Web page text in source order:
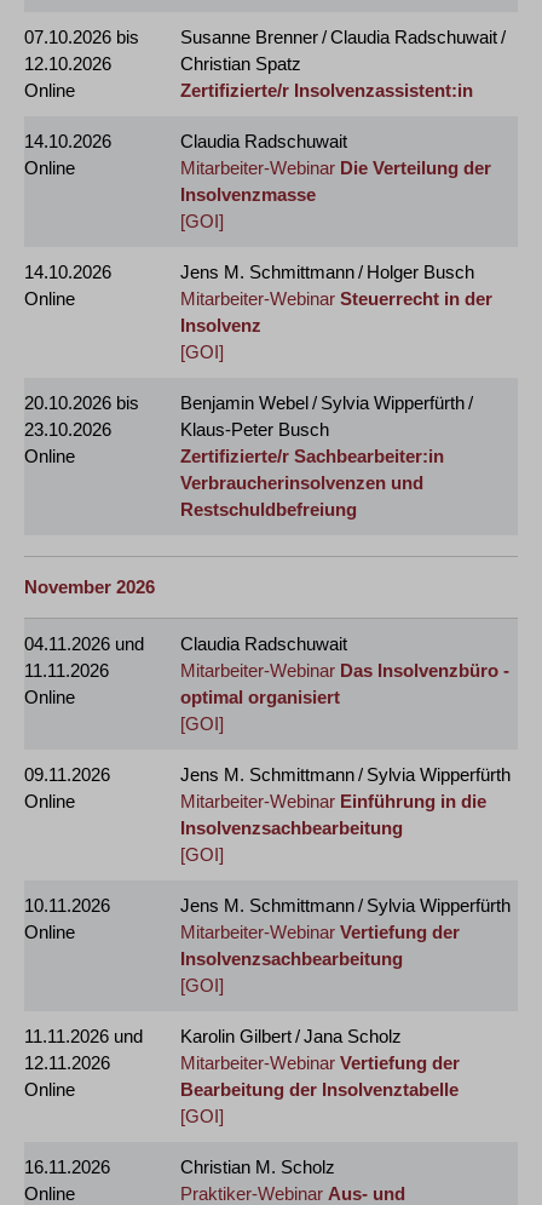
07.10.2026 bis
12.10.2026
Online
Susanne Brenner / Claudia Radschuwait /
Christian Spatz
Zertifizierte/r Insolvenzassistent:in
14.10.2026
Online
Claudia Radschuwait
Mitarbeiter-Webinar Die Verteilung der
Insolvenzmasse
[GOI]
14.10.2026
Online
Jens M. Schmittmann / Holger Busch
Mitarbeiter-Webinar Steuerrecht in der
Insolvenz
[GOI]
20.10.2026 bis
23.10.2026
Online
Benjamin Webel / Sylvia Wipperfürth /
Klaus-Peter Busch
Zertifizierte/r Sachbearbeiter:in
Verbraucherinsolvenzen und
Restschuldbefreiung
November 2026
04.11.2026 und
11.11.2026
Online
Claudia Radschuwait
Mitarbeiter-Webinar Das Insolvenzbüro -
optimal organisiert
[GOI]
09.11.2026
Online
Jens M. Schmittmann / Sylvia Wipperfürth
Mitarbeiter-Webinar Einführung in die
Insolvenzsachbearbeitung
[GOI]
10.11.2026
Online
Jens M. Schmittmann / Sylvia Wipperfürth
Mitarbeiter-Webinar Vertiefung der
Insolvenzsachbearbeitung
[GOI]
11.11.2026 und
12.11.2026
Online
Karolin Gilbert / Jana Scholz
Mitarbeiter-Webinar Vertiefung der
Bearbeitung der Insolvenztabelle
[GOI]
16.11.2026
Online
Christian M. Scholz
Praktiker-Webinar Aus- und